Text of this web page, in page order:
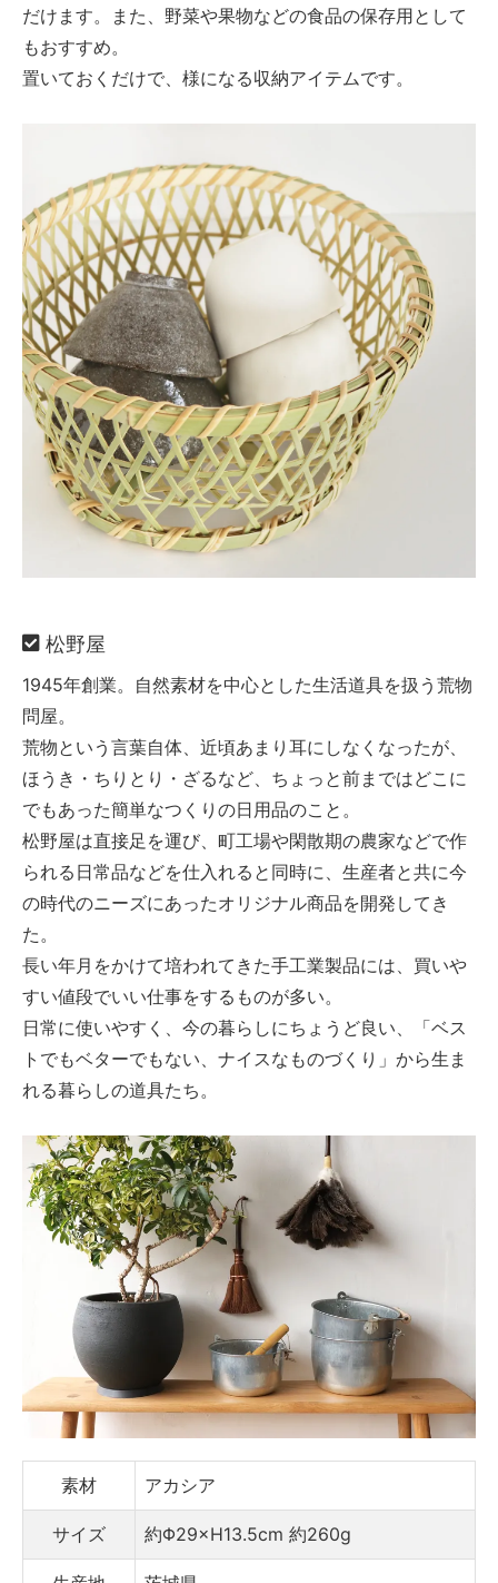
だけます。また、野菜や果物などの食品の保存用として
もおすすめ。
置いておくだけで、様になる収納アイテムです。
松野屋
1945年創業。自然素材を中心とした生活道具を扱う荒物
問屋。
荒物という言葉自体、近頃あまり耳にしなくなったが、
ほうき・ちりとり・ざるなど、ちょっと前まではどこに
でもあった簡単なつくりの日用品のこと。
松野屋は直接足を運び、町工場や閑散期の農家などで作
られる日常品などを仕入れると同時に、生産者と共に今
の時代のニーズにあったオリジナル商品を開発してき
た。
長い年月をかけて培われてきた手工業製品には、買いや
すい値段でいい仕事をするものが多い。
日常に使いやすく、今の暮らしにちょうど良い、「ベス
トでもベターでもない、ナイスなものづくり」から生ま
れる暮らしの道具たち。
素材 アカシア
サイズ 約Φ29×H13.5cm 約260g